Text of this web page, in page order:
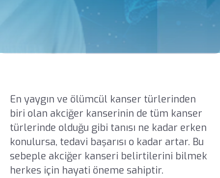
En yaygın ve ölümcül kanser türlerinden
biri olan akciğer kanserinin de tüm kanser
türlerinde olduğu gibi tanısı ne kadar erken
konulursa, tedavi başarısı o kadar artar. Bu
sebeple akciğer kanseri belirtilerini bilmek
herkes için hayati öneme sahiptir.